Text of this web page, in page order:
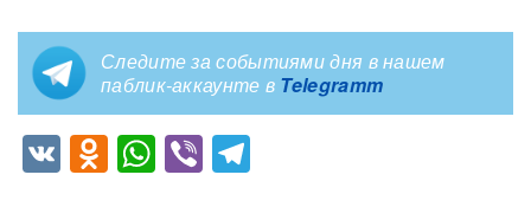
Следите за событиями дня в нашем
паблик-аккаунте в Telegramm
VKOdnoklassniki
WhatsApp
Viber